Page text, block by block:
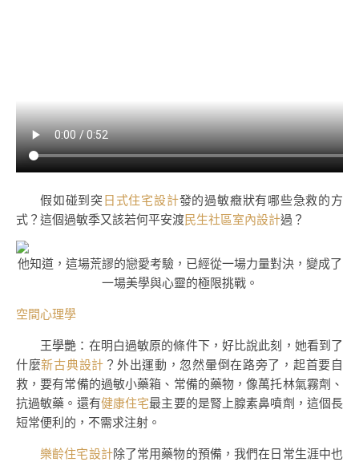
假如碰到突日式住宅設計發的過敏癥狀有哪些急救的方
式？這個過敏季又該若何平安渡民生社區室內設計過？
他知道，這場荒謬的戀愛考驗，已經從一場力量對決，變成了
一場美學與心靈的極限挑戰。
空間心理學
王學艷：在明白過敏原的條件下，好比說此刻，她看到了
什麼新古典設計 ？外出運動，忽然暈倒在路旁了，起首要自
救，要有常備的過敏小藥箱、常備的藥物，像萬托林氣霧劑、
抗過敏藥。還有健康住宅最主要的是腎上腺素鼻噴劑，這個長
短常便利的，不需求注射。
樂齡住宅設計除了常用藥物的預備，我們在日常生涯中也